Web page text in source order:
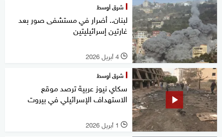
شرق أوسط
لبنان.. أضرار في مستشفى صور بعد
غارتين إسرائيليتين
l 4 أبريل 2026
شرق أوسط
سكاي نيوز عربية ترصد موقع
الاستهداف الإسرائيلي في بيروت
l 1 أبريل 2026